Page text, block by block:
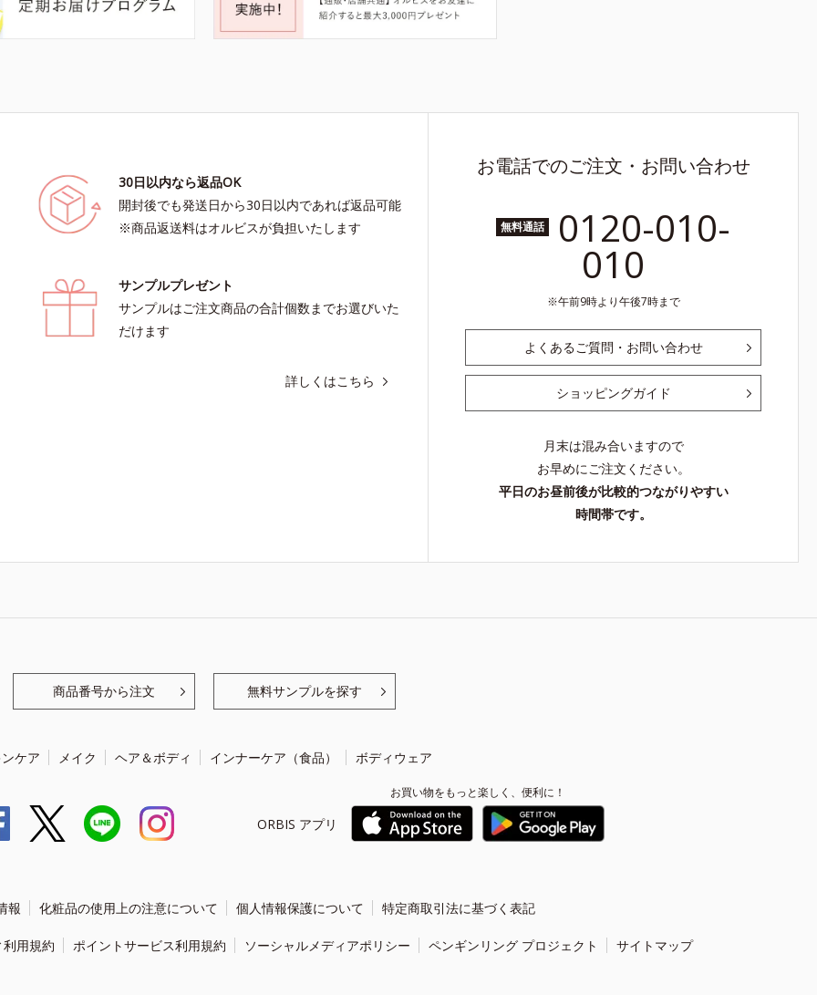
30日以内なら返品OK
開封後でも発送日から30日以内であれば返品可能
※商品返送料はオルビスが負担いたします
サンプルプレゼント
サンプルはご注文商品の合計個数までお選びいた
だけます
詳しくはこちら
お電話でのご注文・お問い合わせ
無料通話 0120-010-
010
午前9時より午後7時まで
よくあるご質問・お問い合わせ
ショッピングガイド
月末は混み合いますので
お早めにご注文ください。
平日のお昼前後が比較的つながりやすい
時間帯です。
商品番号から注文 無料サンプルを探す
ケア メイク ヘア＆ボディ インナーケア（食品） ボディウェア
ORBIS アプリ
お買い物をもっと楽しく、便利に！
報 化粧品の使用上の注意について 個人情報保護について 特定商取引法に基づく表記
用規約 ポイントサービス利用規約 ソーシャルメディアポリシー ペンギンリング プロジェクト サイトマップ